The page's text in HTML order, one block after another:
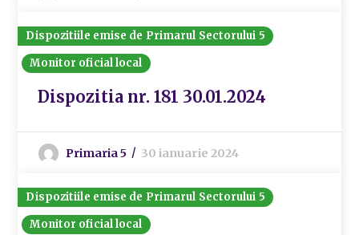
Dispozitiile emise de Primarul Sectorului 5
Monitor oficial local
Dispozitia nr. 181 30.01.2024
Primaria 5 30 ianuarie 2024
Dispozitiile emise de Primarul Sectorului 5
Monitor oficial local